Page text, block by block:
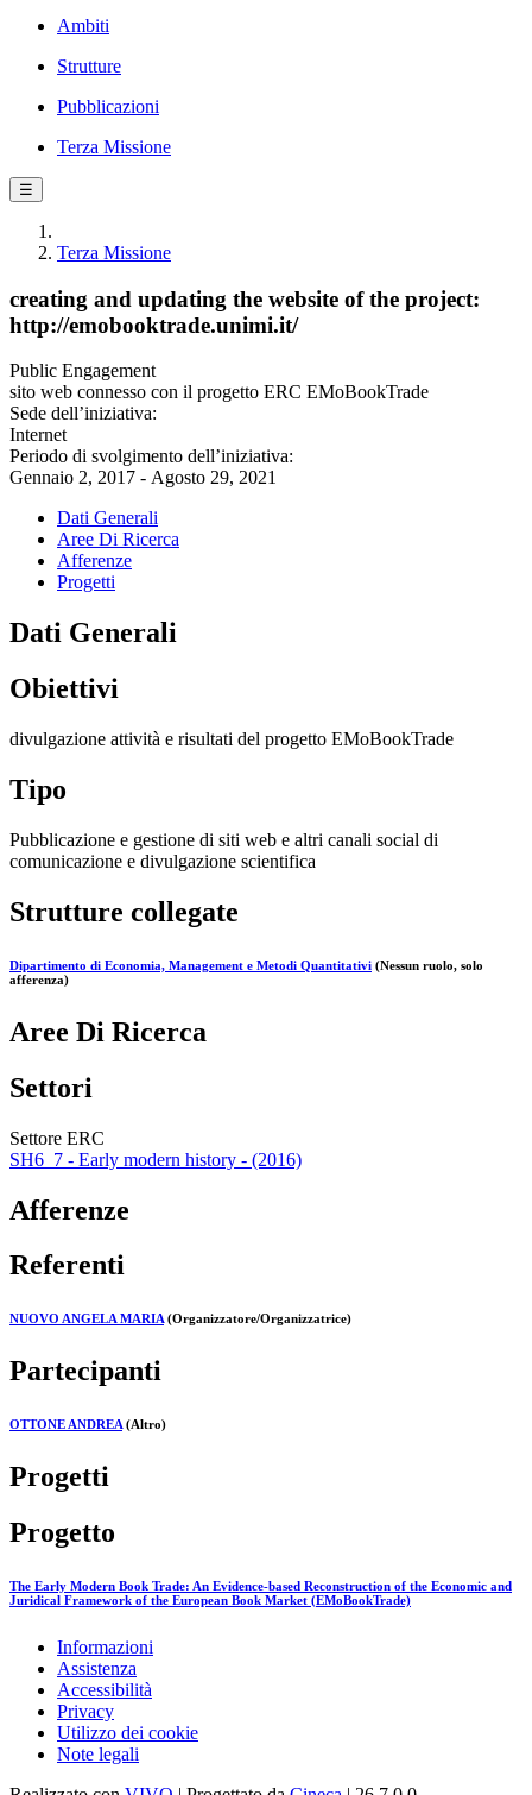
Ambiti
Strutture
Pubblicazioni
Terza Missione
☰
Terza Missione
creating and updating the website of the project:
http://emobooktrade.unimi.it/
Public Engagement
sito web connesso con il progetto ERC EMoBookTrade
Sede dell’iniziativa:
Internet
Periodo di svolgimento dell’iniziativa:
Gennaio 2, 2017 - Agosto 29, 2021
Dati Generali
Aree Di Ricerca
Afferenze
Progetti
Dati Generali
Obiettivi
divulgazione attività e risultati del progetto EMoBookTrade
Tipo
Pubblicazione e gestione di siti web e altri canali social di
comunicazione e divulgazione scientifica
Strutture collegate
Dipartimento di Economia, Management e Metodi Quantitativi (Nessun ruolo, solo
afferenza)
Aree Di Ricerca
Settori
Settore ERC
SH6_7 - Early modern history - (2016)
Afferenze
Referenti
NUOVO ANGELA MARIA(Organizzatore/Organizzatrice)
Partecipanti
OTTONE ANDREA (Altro)
Progetti
Progetto
The Early Modern Book Trade: An Evidence-based Reconstruction of the Economic and
Juridical Framework of the European Book Market (EMoBookTrade)
Informazioni
Assistenza
Accessibilità
Privacy
Utilizzo dei cookie
Note legali